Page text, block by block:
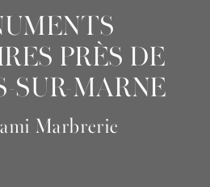
PRÈS DE
SUR-MARNE
Marbrerie